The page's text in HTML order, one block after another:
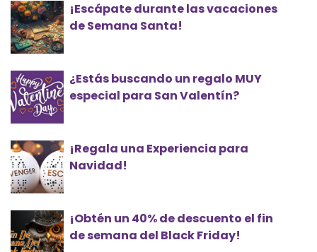
¡Escápate durante las vacaciones
de Semana Santa!
¿Estás buscando un regalo MUY
especial para San Valentín?
¡Regala una Experiencia para
Navidad!
¡Obtén un 40% de descuento el fin
de semana del Black Friday!